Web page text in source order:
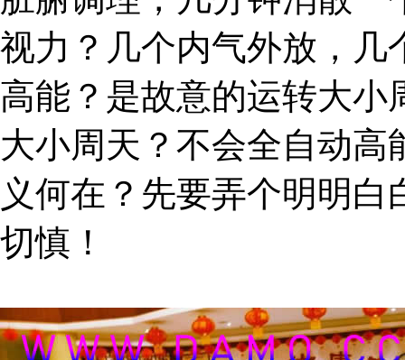
视力？几个内气外放，几
高能？是故意的运转大小
大小周天？不会全自动
义何在？先要弄个明明
切慎！